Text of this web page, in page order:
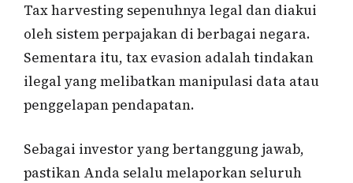
Tax harvesting sepenuhnya legal dan diakui
oleh sistem perpajakan di berbagai negara.
Sementara itu, tax evasion adalah tindakan
ilegal yang melibatkan manipulasi data atau
penggelapan pendapatan.
Sebagai investor yang bertanggung jawab,
pastikan Anda selalu melaporkan seluruh